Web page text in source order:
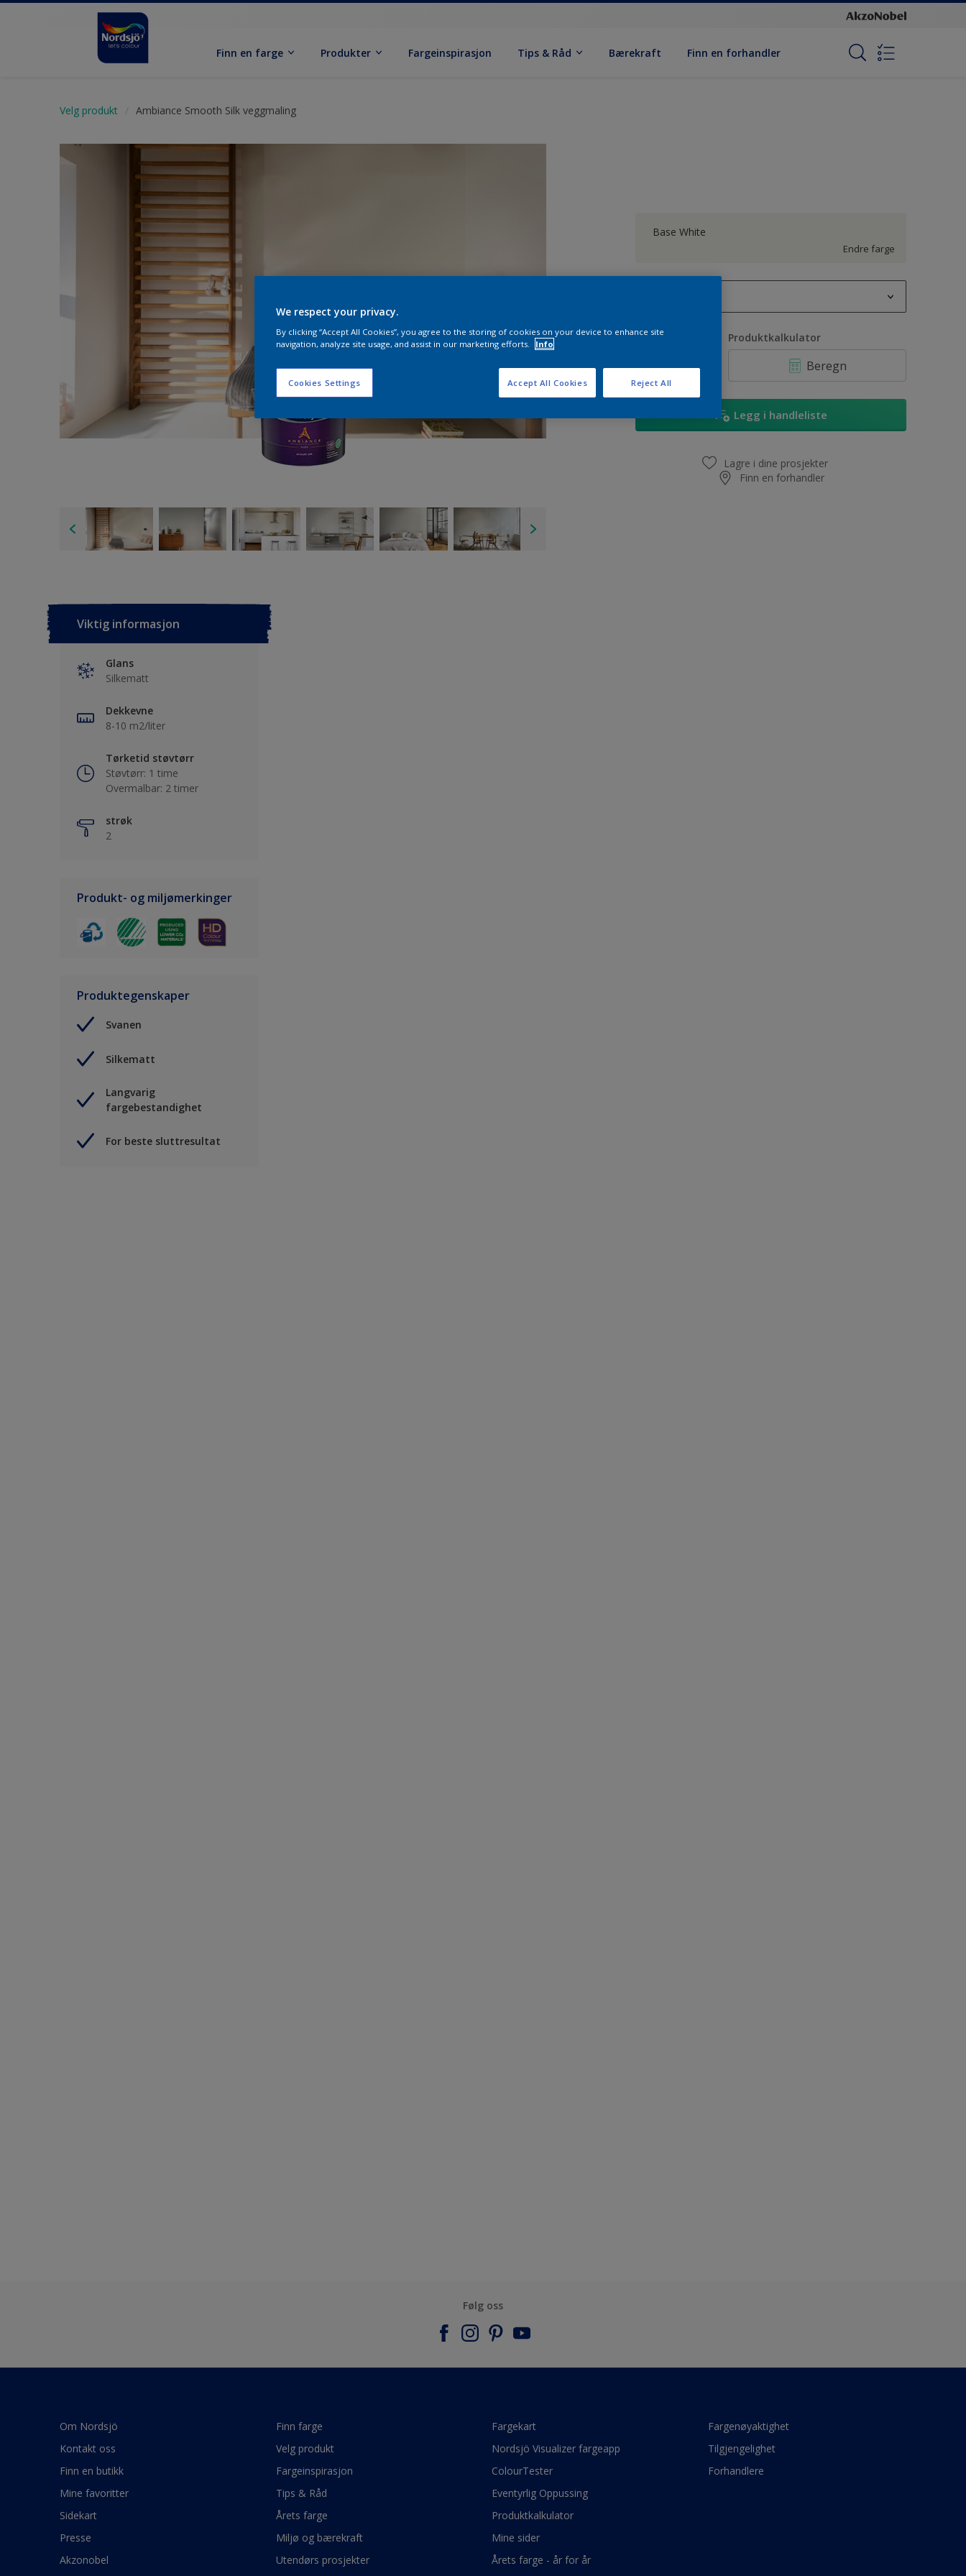
Finn en farge Produkter Fargeinspirasjon Tips & Råd Bærekraft Finn en forhandler
Velg produkt Ambiance Smooth Silk veggmaling
Base White
Endre farge
5L
Antall Produktkalkulator
Beregn
Legg i handleliste
Lagre i dine prosjekter
Finn en forhandler
Viktig informasjon
Glans
Silkematt
Dekkevne
8-10 m2/liter
Tørketid støvtørr
Støvtørr: 1 time
Overmalbar: 2 timer
strøk
2
Produkt- og miljømerkinger
Produktegenskaper
Svanen
Silkematt
Langvarig
fargebestandighet
For beste sluttresultat
Følg oss
Om Nordsjö
Kontakt oss
Finn en butikk
Mine favoritter
Sidekart
Presse
Akzonobel
Finn farge
Velg produkt
Fargeinspirasjon
Tips & Råd
Årets farge
Miljø og bærekraft
Utendørs prosjekter
Fargekart
Nordsjö Visualizer fargeapp
ColourTester
Eventyrlig Oppussing
Produktkalkulator
Mine sider
Årets farge - år for år
Fargenøyaktighet
Tilgjengelighet
Forhandlere
We respect your privacy.
By clicking “Accept All Cookies”, you agree to the storing of cookies on your device to enhance site
navigation, analyze site usage, and assist in our marketing efforts.
Info
Cookies Settings Reject All
Accept All Cookies